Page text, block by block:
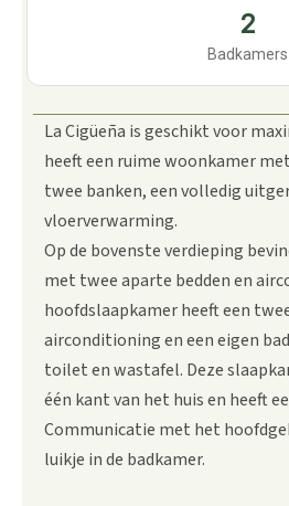
2
Badkamers
La Cigüeña is geschikt voor
heeft een ruime woonkamer
twee banken, een volledig
vloerverwarming.
Op de bovenste verdieping
met twee aparte bedden en
hoofdslaapkamer heeft een
airconditioning en een eigen
toilet en wastafel. Deze
één kant van het huis en heeft
Communicatie met het
luikje in de badkamer.